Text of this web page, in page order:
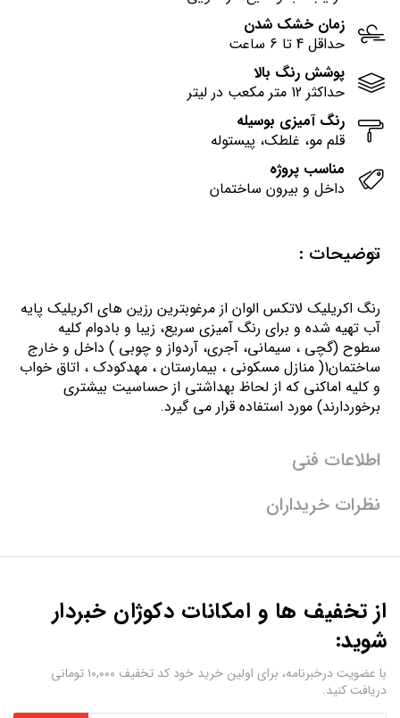
زمان خشک شدن
حداقل 4 تا 6 ساعت
پوشش رنگ بالا
حداکثر 12 متر مکعب در لیتر
رنگ آمیزی بوسیله
قلم مو، غلطک، پیستوله
مناسب پروژه
داخل و بیرون ساختمان
توضیحات :
رنگ اكريليك لاتكس الوان از مرغوبترين رزين هاي اكريليك پايه
آب تهيه شده و برای رنگ آمیزی سریع، زیبا و بادوام کلیه
سطوح (گچی ، سیمانی، آجری، آردواز و چوبی ) داخل و خارج
ساختمان1( منازل مسكوني ، بيمارستان ، مهدكودك ، اتاق خواب
و كليه اماكني كه از لحاظ بهداشتي از حساسيت بيشتري
برخوردارند) مورد استفاده قرار می گیرد.
اطلاعات فنی
نظرات خریداران
از تخفیف ها و امکانات دکوژان خبردار
شوید:
با عضویت درخبرنامه، برای اولین خرید خود کد تخفیف ۱۰,۰۰۰ تومانی
دریافت کنید.